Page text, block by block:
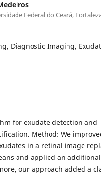
Federal do Ceará,
Diagnostic Imaging,
for exudate detection and
Method: We
in a retinal image
and applied an
our approach added a